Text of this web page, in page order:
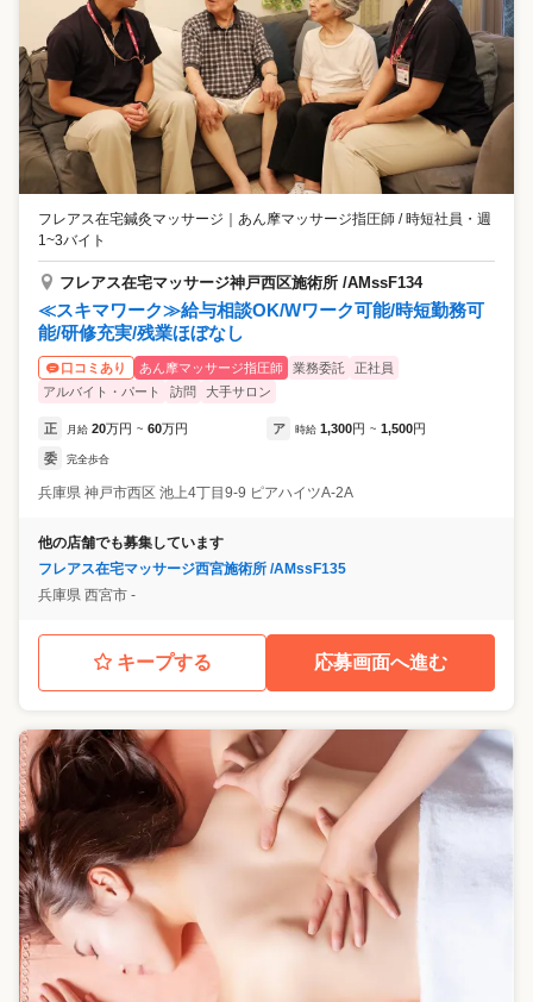
フレアス在宅鍼灸マッサージ
あん摩マッサージ指圧師 / 時短社員・週
1~3バイト
フレアス在宅マッサージ神戸西区施術所 /AMssF134
≪スキマワーク≫給与相談OK/Wワーク可能/時短勤務可
能/研修充実/残業ほぼなし
口コミあり あん摩マッサージ指圧師 業務委託
正社員
アルバイト・パート
訪問 大手サロン
正 月給 20万円 ~ 60万円 ア 時給 1,300円 ~ 1,500円
委 完全歩合
兵庫県 神戸市西区 池上4丁目9‐9 ピアハイツA-2A
他の店舗でも募集しています
フレアス在宅マッサージ西宮施術所 /AMssF135
兵庫県 西宮市 ‐
キープする 応募画面へ進む